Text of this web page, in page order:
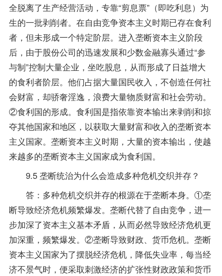
全脱离了生产经营活动，专靠“剪息票”（即吃利息）为
生的一批剥削者。在自由竞争资本主义时期已存在食利
者，但未形成一个特定阶层。进入垄断资本主义阶段
后，由于股份公司的迅速发展和少数金融寡头通过“参
与制”控制大量企业，坐吃股息，从而形成了日益增大
的食利者阶层。他们占据大量国民收入，不创造任何社
会财富，却骄奢淫逸，浪费大量物质财富和社会劳动。
②食利国的形成。食利国是指依靠资本输出来剥削和掠
夺其他国家和地区，以获取大量财富和收入的垄断资本
主义国家。垄断资本主义时期，大量的资本输出，使越
来越多的垄断资本主义国家成为食利国。
9.5 垄断统治为什么会造成多种危机交织并存？
答：多种危机交织并存的根源在于垄断本身。①垄
断导致经济危机频繁爆发。垄断代替了自由竞争，进一
步加深了资本主义基本矛盾，从而必然导致经济危机更
加深重，频繁爆发。②垄断导致财政、货币危机。垄断
资本主义国家为了摆脱经济危机，降低失业率，每当经
济不景气时，便采取刺激经济的扩张性财政政策和货币